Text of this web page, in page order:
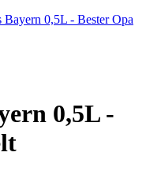
Bayern 0,5L - Bester Opa
0,5L -